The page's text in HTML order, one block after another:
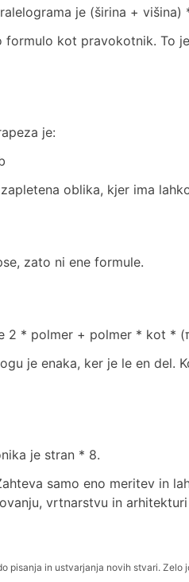
je (širina + višina)
formulo kot pravokotnik. To
je:
oblika, kjer ima
zato ni ene formule.
2 * polmer + polmer * kot *
je enaka, ker je le en del.
je stran * 8.
samo eno meritev in
vrtnarstvu in
pisanja in ustvarjanja novih stvari.